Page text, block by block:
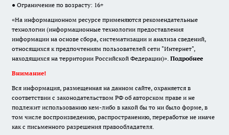
● Ограничение по возрасту: 16+
«На информационном ресурсе применяются рекомендательные
технологии (информационные технологии предоставления
информации на основе сбора, систематизации и анализа сведений,
относящихся к предпочтениям пользователей сети "Интернет",
находящихся на территории Российской Федерации)». Подробнее
Внимание!
Вся информация, размещенная на данном сайте, охраняется в
соответствии с законодательством РФ об авторском праве и не
подлежит использованию кем-либо в какой бы то ни было форме, в
том числе воспроизведению, распространению, переработке не иначе
как с письменного разрешения правообладателя.